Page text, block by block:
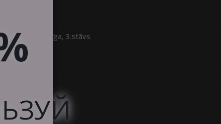
gatve 323, Rīga, 3.stāvs